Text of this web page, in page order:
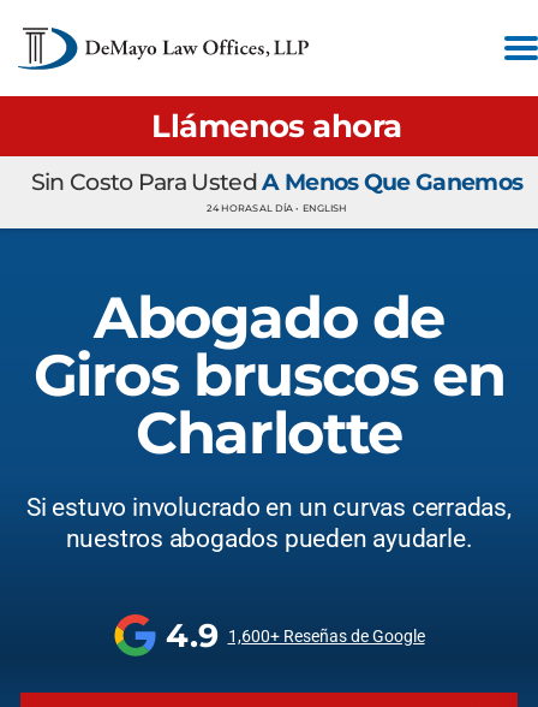
Llámenos ahora
Sin Costo Para UstedA Menos Que Ganemos
24 HORAS AL DÍA • ENGLISH
Abogado de
Giros bruscos en
Charlotte
Si estuvo involucrado en un curvas cerradas,
nuestros abogados pueden ayudarle.
4.9 1,600+ Reseñas de Google